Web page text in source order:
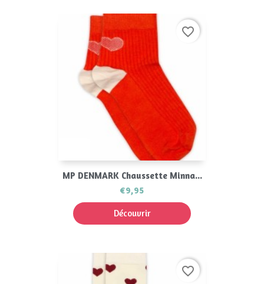
MP DENMARK Chaussette Minna...
€9,95
Découvrir
favorite_border
favorite_border